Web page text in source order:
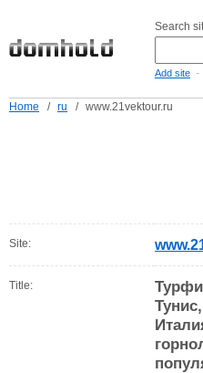
Search
Add site -
Home / ru / www.21vektour.ru
Site:
Title: